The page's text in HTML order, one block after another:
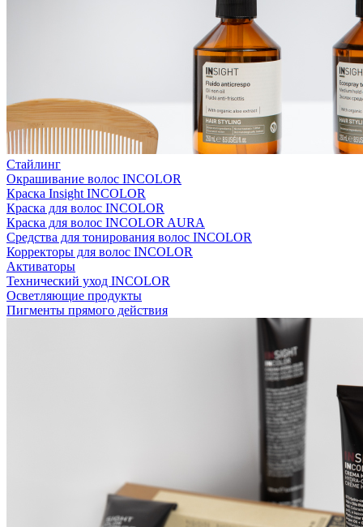
Стайлинг
Окрашивание волос INCOLOR
Краска Insight INCOLOR
Краска для волос INCOLOR
Краска для волос INCOLOR AURA
Средства для тонирования волос INCOLOR
Корректоры для волос INCOLOR
Активаторы
Технический уход INCOLOR
Осветляющие продукты
Пигменты прямого действия